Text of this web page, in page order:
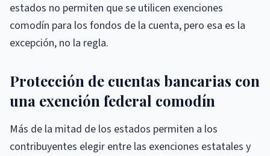
estados no permiten que se utilicen exenciones
comodín para los fondos de la cuenta, pero esa es la
excepción, no la regla.
Protección de cuentas bancarias con
una exención federal comodín
Más de la mitad de los estados permiten a los
contribuyentes elegir entre las exenciones estatales y